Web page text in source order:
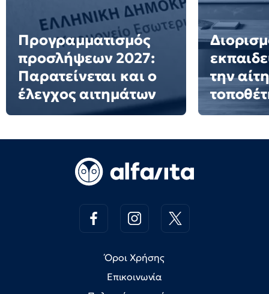
Προγραμματισμός
προσλήψεων 2027:
Παρατείνεται και ο
έλεγχος αιτημάτων
την
Όροι Χρήσης
Επικοινωνία